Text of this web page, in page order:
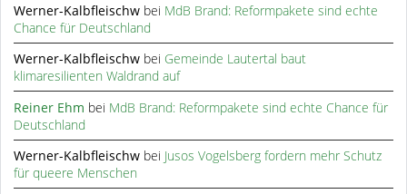
Werner-Kalbfleischw bei MdB Brand: Reformpakete sind echte
Chance für Deutschland
Werner-Kalbfleischw bei Gemeinde Lautertal baut
klimaresilienten Waldrand auf
Reiner Ehm bei MdB Brand: Reformpakete sind echte Chance für
Deutschland
Werner-Kalbfleischw bei Jusos Vogelsberg fordern mehr Schutz
für queere Menschen